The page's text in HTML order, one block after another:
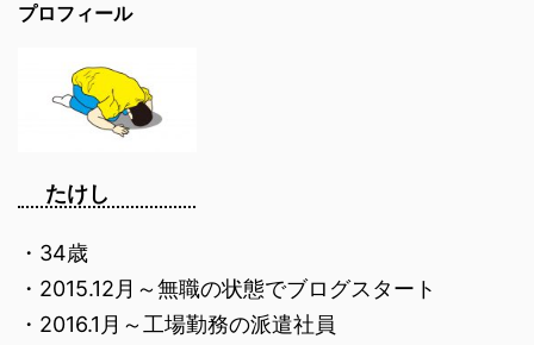
プロフィール
たけし
・34歳
・2015.12月～無職の状態でブログスタート
・2016.1月～工場勤務の派遣社員